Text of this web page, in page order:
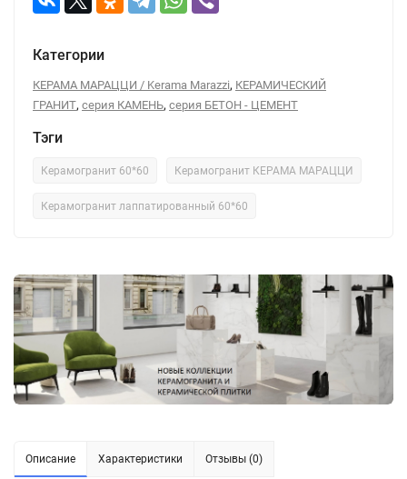
Категории
КЕРАМА МАРАЦЦИ / Kerama Marazzi, КЕРАМИЧЕСКИЙ
ГРАНИТ, серия КАМЕНЬ, серия БЕТОН - ЦЕМЕНТ
Тэги
Керамогранит 60*60 Керамогранит КЕРАМА МАРАЦЦИ
Керамогранит лаппатированный 60*60
Описание Характеристики Отзывы (0)